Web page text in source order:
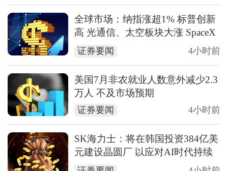
全球市场：纳指涨超1% 标普创新
高 光通信、太空板块大涨 SpaceX
涨超15%
证券要闻 4小时前
美国7月非农就业人数意外减少2.3
万人 不及市场预期
证券要闻 4小时前
SK海力士：将在韩国投资384亿美
元建设晶圆厂 以应对AI时代持续
增长的存储芯片需求